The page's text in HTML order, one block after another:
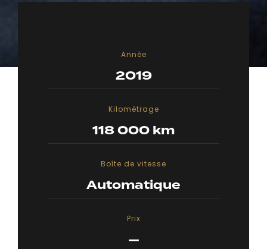
Année
2019
Kilométrage
118 000 km
Boîte de vitesse
Automatique
Prix
—